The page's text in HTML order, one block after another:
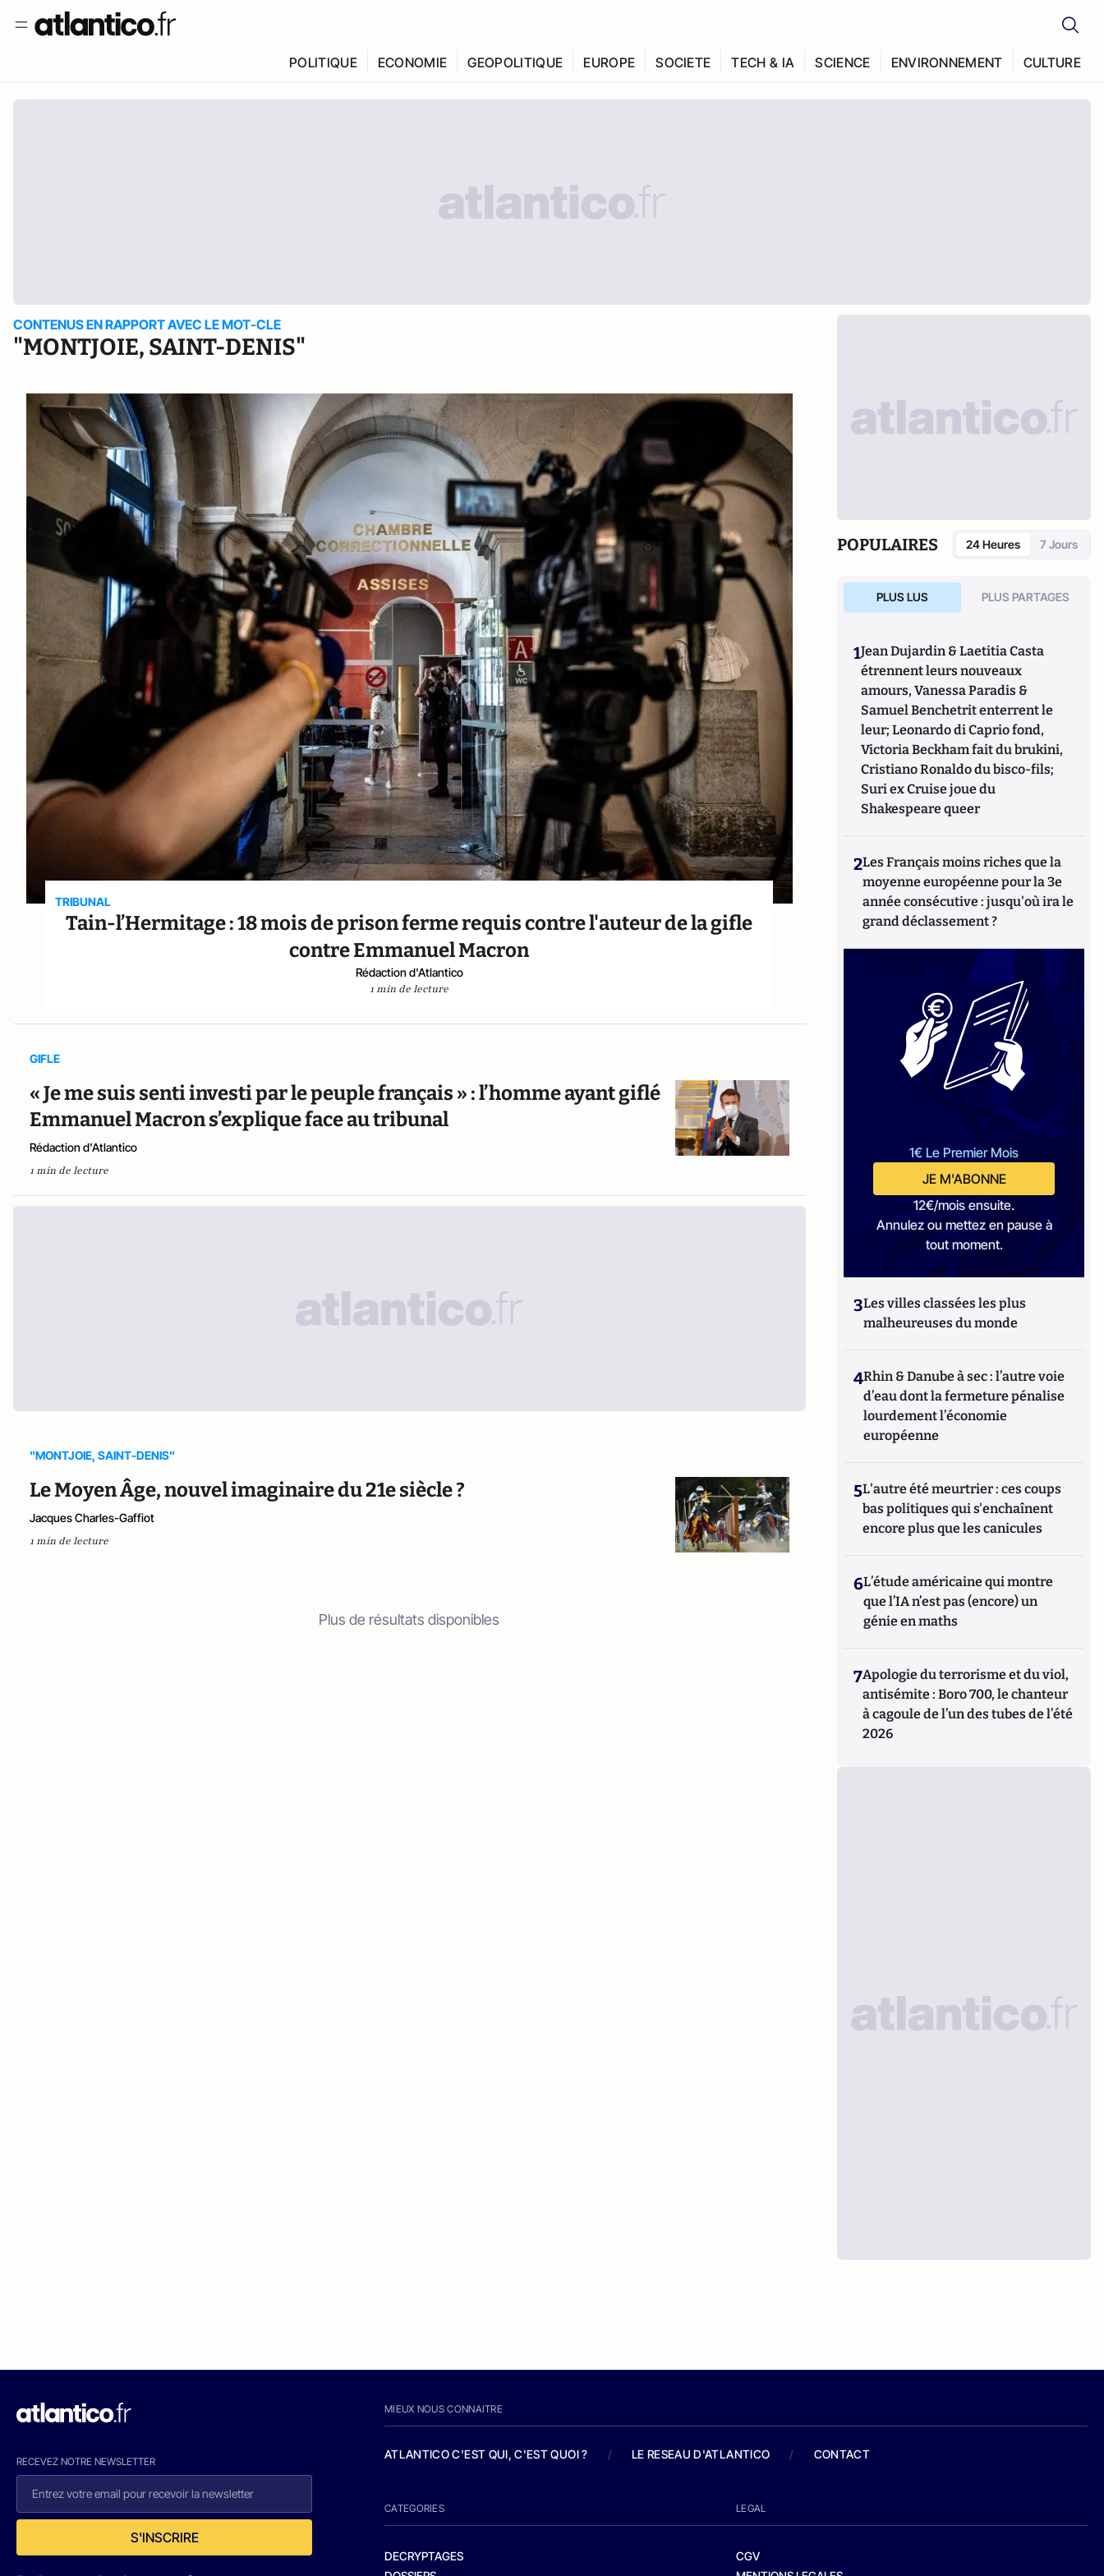
POLITIQUE ECONOMIE GEOPOLITIQUE EUROPE SOCIETE TECH & IA SCIENCE ENVIRONNEMENT CULTURE
CONTENUS EN RAPPORT AVEC LE MOT-CLE
"MONTJOIE, SAINT-DENIS"
TRIBUNAL
Tain-l’Hermitage : 18 mois de prison ferme requis contre l'auteur de la gifle
contre Emmanuel Macron
Rédaction d'Atlantico
1 min de lecture
GIFLE
« Je me suis senti investi par le peuple français » : l’homme ayant giflé
Emmanuel Macron s’explique face au tribunal
Rédaction d'Atlantico
1 min de lecture
"MONTJOIE, SAINT-DENIS"
Le Moyen Âge, nouvel imaginaire du 21e siècle ?
Jacques Charles-Gaffiot
1 min de lecture
Plus de résultats disponibles
POPULAIRES 24 Heures 7 Jours
PLUS LUS PLUS PARTAGES
1Jean Dujardin & Laetitia Casta
étrennent leurs nouveaux
amours, Vanessa Paradis &
Samuel Benchetrit enterrent le
leur; Leonardo di Caprio fond,
Victoria Beckham fait du brukini,
Cristiano Ronaldo du bisco-fils;
Suri ex Cruise joue du
Shakespeare queer
2Les Français moins riches que la
moyenne européenne pour la 3e
année consécutive : jusqu'où ira le
grand déclassement ?
1€ Le Premier Mois
JE M'ABONNE
12€/mois ensuite.
Annulez ou mettez en pause à
tout moment.
3Les villes classées les plus
malheureuses du monde
4Rhin & Danube à sec : l’autre voie
d’eau dont la fermeture pénalise
lourdement l’économie
européenne
5L'autre été meurtrier : ces coups
bas politiques qui s'enchaînent
encore plus que les canicules
6L’étude américaine qui montre
que l’IA n’est pas (encore) un
génie en maths
7Apologie du terrorisme et du viol,
antisémite : Boro 700, le chanteur
à cagoule de l’un des tubes de l’été
2026
RECEVEZ NOTRE NEWSLETTER
S'INSCRIRE
MIEUX NOUS CONNAITRE
ATLANTICO C'EST QUI, C'EST QUOI ? / LE RESEAU D'ATLANTICO / CONTACT
CATEGORIES
DECRYPTAGES
LEGAL
CGV